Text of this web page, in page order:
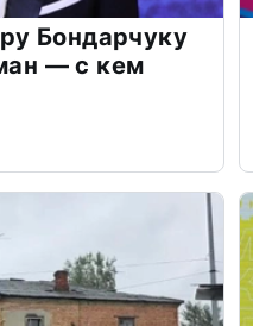
Бондарчуку
— с кем